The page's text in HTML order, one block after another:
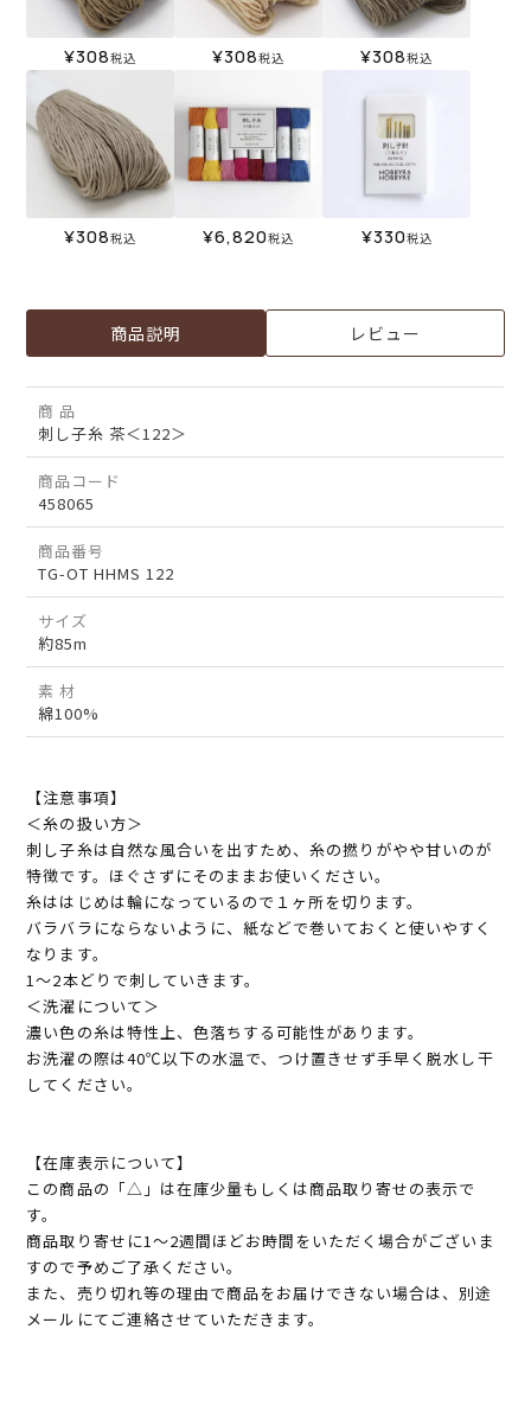
¥308税込 ¥308税込 ¥308税込
¥308税込 ¥6,820税込 ¥330税込
商品説明 レビュー
商 品
刺し子糸 茶＜122＞
商品コード
458065
商品番号
TG-OT HHMS 122
サイズ
約85m
素 材
綿100%
【注意事項】
＜糸の扱い方＞
刺し子糸は自然な風合いを出すため、糸の撚りがやや甘いのが
特徴です。ほぐさずにそのままお使いください。
糸ははじめは輪になっているので１ヶ所を切ります。
バラバラにならないように、紙などで巻いておくと使いやすく
なります。
1～2本どりで刺していきます。
＜洗濯について＞
濃い色の糸は特性上、色落ちする可能性があります。
お洗濯の際は40℃以下の水温で、つけ置きせず手早く脱水し干
してください。
【在庫表示について】
この商品の「△」は在庫少量もしくは商品取り寄せの表示で
す。
商品取り寄せに1～2週間ほどお時間をいただく場合がございま
すので予めご了承ください。
また、売り切れ等の理由で商品をお届けできない場合は、別途
メールにてご連絡させていただきます。